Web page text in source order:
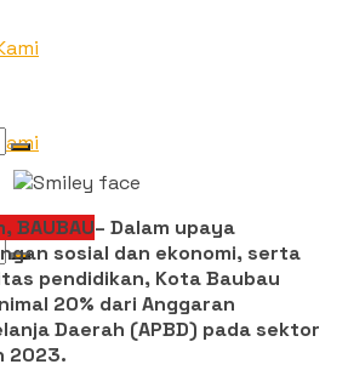
BAUBAU– Dalam upaya
sosial dan ekonomi, serta
pendidikan, Kota Baubau
20% dari Anggaran
Daerah (APBD) pada sektor
2023.